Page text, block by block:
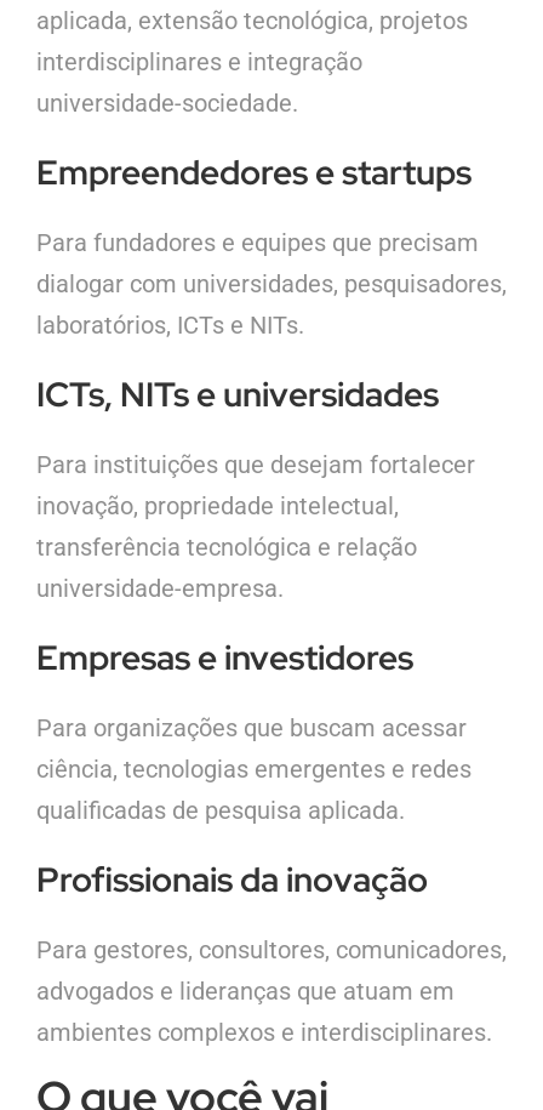
aplicada, extensão tecnológica, projetos
interdisciplinares e integração
universidade-sociedade.
Empreendedores e startups
Para fundadores e equipes que precisam
dialogar com universidades, pesquisadores,
laboratórios, ICTs e NITs.
ICTs, NITs e universidades
Para instituições que desejam fortalecer
inovação, propriedade intelectual,
transferência tecnológica e relação
universidade-empresa.
Empresas e investidores
Para organizações que buscam acessar
ciência, tecnologias emergentes e redes
qualificadas de pesquisa aplicada.
Profissionais da inovação
Para gestores, consultores, comunicadores,
advogados e lideranças que atuam em
ambientes complexos e interdisciplinares.
O que você vai